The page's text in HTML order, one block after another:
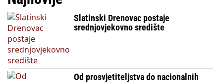
Slatinski Drenovac postaje
srednjovjekovno središte
Od prosvjetiteljstva do nacionalnih